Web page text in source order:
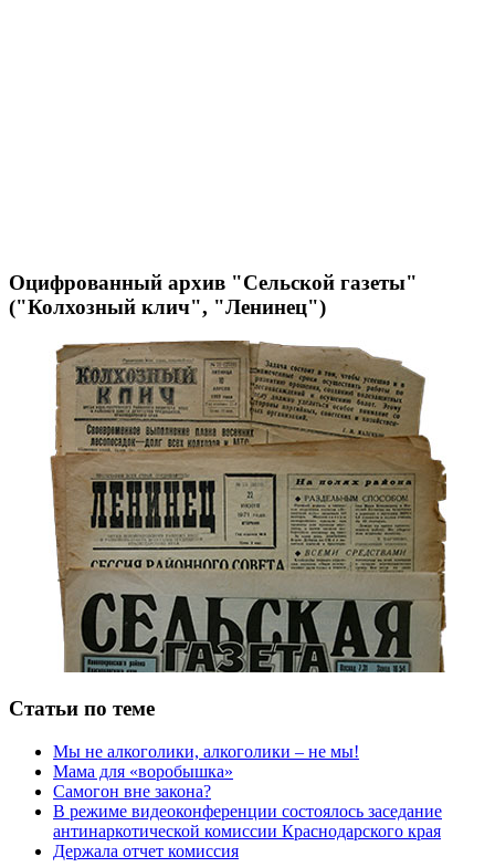
Оцифрованный архив "Сельской газеты"
("Колхозный клич", "Ленинец")
Статьи по теме
Мы не алкоголики, алкоголики – не мы!
Мама для «воробышка»
Самогон вне закона?
В режиме видеоконференции состоялось заседание
антинаркотической комиссии Краснодарского края
Держала отчет комиссия